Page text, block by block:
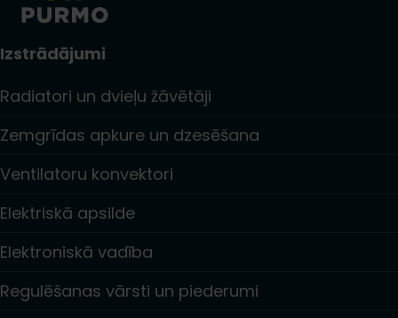
Izstrādājumi
Radiatori un dvieļu žāvētāji
Zemgrīdas apkure un dzesēšana
Ventilatoru konvektori
Elektriskā apsilde
Elektroniskā vadība
Regulēšanas vārsti un piederumi